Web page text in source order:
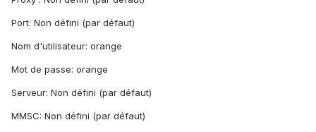
Port: Non défini (par défaut)
Nom d'utilisateur: orange
Mot de passe: orange
Serveur: Non défini (par défaut)
MMSC: Non défini (par défaut)